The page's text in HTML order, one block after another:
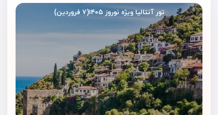
تور آنتالیا ویژه نوروز ۱۴۰۵(۷ فروردین)